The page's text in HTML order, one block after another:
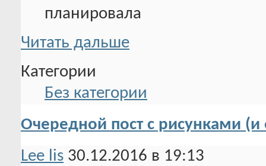
планировала
Читать дальше
Категории
Без категории
Очередной пост с рисунками
Lee lis 30.12.2016 в 19:13